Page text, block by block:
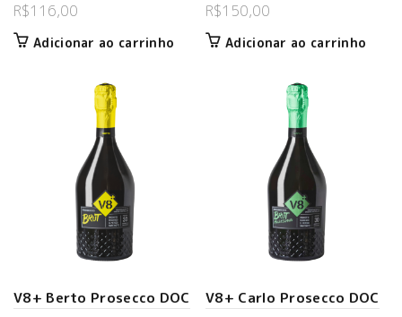
R$116,00
Adicionar ao carrinho
R$150,00
Adicionar ao carrinho
V8+ Berto Prosecco DOC
V8+ Carlo Prosecco DOC